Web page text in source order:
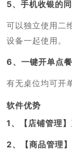
5、手机收银的
可以独立使用二
设备一起使用。
6、一键开单点
有无桌位均可开
软件优势
1、【店铺管理】
2、【商品管理】